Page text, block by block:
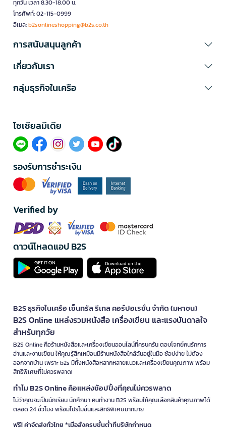
ทุกวัน เวลา 8.30-18.00 น.
โทรศัพท์: 02-115-0999
อีเมล:b2sonlineshopping@b2s.co.th
การสนับสนุนลูกค้า
เกี่ยวกับเรา
กลุ่มธุรกิจในเครือ
โซเซียลมีเดีย​
รองรับการชำระเงิน
Verified by
ดาวน์โหลดแอป B2S
B2S ธุรกิจในเครือ เซ็นทรัล รีเทล คอร์ปอเรชั่น จำกัด (มหาชน)
B2S Online แหล่งรวมหนังสือ เครื่องเขียน และแรงบันดาลใจ
สำหรับทุกวัย
B2S Online คือร้านหนังสือและเครื่องเขียนออนไลน์ที่ครบครัน ตอบโจทย์คนรักการ
อ่านและงานเขียน ให้คุณรู้สึกเหมือนมีร้านหนังสือใกล้ฉันอยู่ในมือ ช้อปง่าย ไม่ต้อง
ออกจากบ้าน เพราะ b2s มีทั้งหนังสือหลากหลายแนวและเครื่องเขียนคุณภาพ พร้อม
สิทธิพิเศษที่ไม่ควรพลาด!
ทำไม B2S Online คือแหล่งช้อปปิ้งที่คุณไม่ควรพลาด
ไม่ว่าคุณจะเป็นนักเรียน นักศึกษา คนทำงาน B2S พร้อมให้คุณเลือกสินค้าคุณภาพได้
ตลอด 24 ชั่วโมง พร้อมโปรโมชั่นและสิทธิพิเศษมากมาย
ฟรี! ค่าจัดส่งทั่วไทย *เมื่อสั่งครบขั้นต่ำที่บริษัทกำหนด